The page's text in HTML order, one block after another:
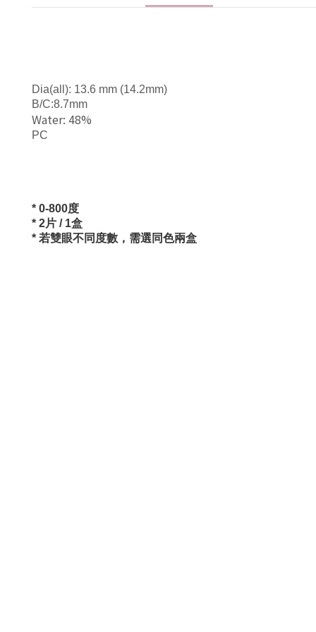
Dia(all): 13.6 mm (14.2mm)
B/C:8.7mm
Water: 48%
PC
* 0-800度
* 2片 / 1盒
* 若雙眼不同度數，需選同色兩盒